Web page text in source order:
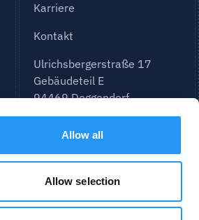
Allow all
Allow selection
Karriere
Kontakt
Ulrichsbergerstraße 17
Gebäudeteil E
94469 Deggendorf
+49 9914022800